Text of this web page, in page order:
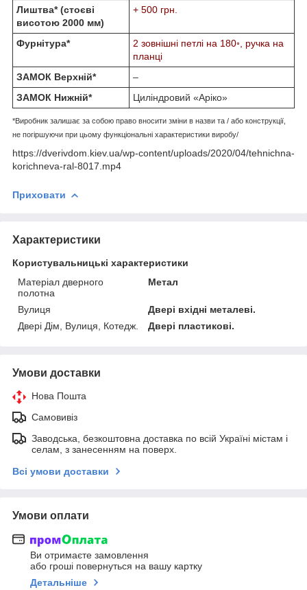
Лиштва* (стоєві
висотою 2000 мм)
+ 500 грн.
Фурнітура*
2 зовнішні петлі на 180◦, ручка на
планці
ЗАМОК Верхній*
–
ЗАМОК Нижній*
Циліндровий «Аріко»
*Виробник залишає за собою право вносити зміни в назви та / або конструкції,
не погіршуючи при цьому функціональні характеристики виробу/
https://dverivdom.kiev.ua/wp-content/uploads/2020/04/tehnichna-
korichneva-ral-8017.mp4
Приховати
Характеристики
Користувальницькі характеристики
Матеріал дверного
полотна
Метал
Вулиця
Двері вхідні металеві.
Двері Дім, Вулиця, Котедж.
Двері пластикові.
Умови доставки
Нова Пошта
Самовивіз
Заводська, безкоштовна доставка по всій Україні містам і
селам, з занесенням на поверх.
Всі умови доставки
Умови оплати
Ви отримаєте замовлення
або гроші повернуться на вашу картку
Детальніше